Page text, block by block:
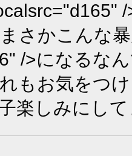
さかこんな
/>になるな
もお気をつ
楽しみにし